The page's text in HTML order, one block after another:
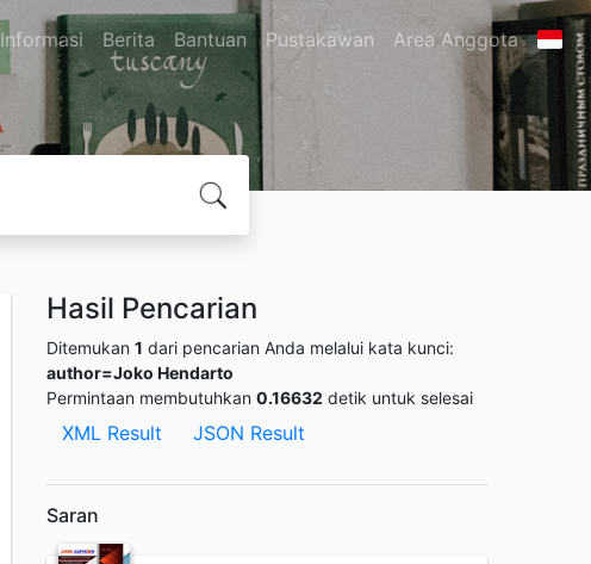
Informasi Berita Bantuan Pustakawan Area Anggota
Hasil Pencarian
Ditemukan 1 dari pencarian Anda melalui kata kunci:
author=Joko Hendarto
Permintaan membutuhkan 0.16632 detik untuk selesai
XML Result JSON Result
Saran